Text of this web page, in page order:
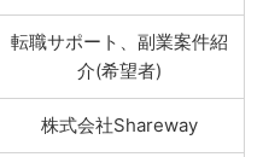
転職サポート、副業案件紹
介(希望者)
株式会社Shareway